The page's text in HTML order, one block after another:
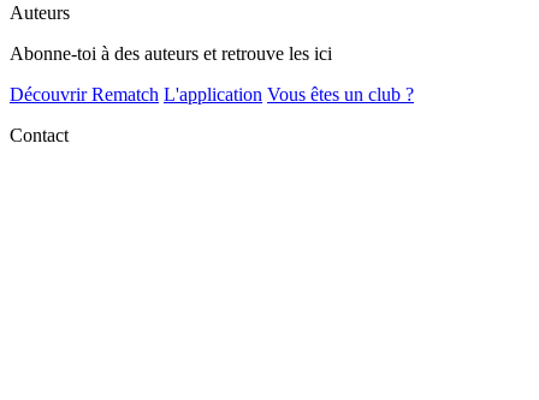
Auteurs
Abonne-toi à des auteurs et retrouve les ici
Découvrir Rematch L'application Vous êtes un club ?
Contact